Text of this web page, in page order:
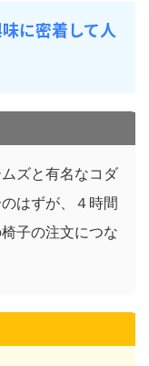
に密着して人
ズと有名なコダ
はずが、４時間
子の注文につな